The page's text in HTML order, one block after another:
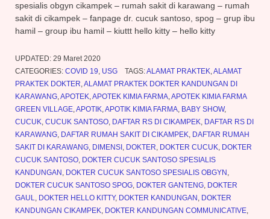
spesialis obgyn cikampek – rumah sakit di karawang – rumah
sakit di cikampek – fanpage dr. cucuk santoso, spog – grup ibu
hamil – group ibu hamil – kiuttt hello kitty – hello kitty
UPDATED: 29 Maret 2020
CATEGORIES: COVID 19, USG TAGS:ALAMAT PRAKTEK,ALAMAT
PRAKTEK DOKTER,ALAMAT PRAKTEK DOKTER KANDUNGAN DI
KARAWANG,APOTEK,APOTEK KIMIA FARMA,APOTEK KIMIA FARMA
GREEN VILLAGE,APOTIK,APOTIK KIMIA FARMA, BABY SHOW,
CUCUK, CUCUK SANTOSO, DAFTAR RS DI CIKAMPEK, DAFTAR RS DI
KARAWANG, DAFTAR RUMAH SAKIT DI CIKAMPEK, DAFTAR RUMAH
SAKIT DI KARAWANG, DIMENSI , DOKTER, DOKTER CUCUK, DOKTER
CUCUK SANTOSO, DOKTER CUCUK SANTOSO SPESIALIS
KANDUNGAN , DOKTER CUCUK SANTOSO SPESIALIS OBGYN ,
DOKTER CUCUK SANTOSO SPOG, DOKTER GANTENG, DOKTER
GAUL, DOKTER HELLO KITTY, DOKTER KANDUNGAN , DOKTER
KANDUNGAN CIKAMPEK, DOKTER KANDUNGAN COMMUNICATIVE,